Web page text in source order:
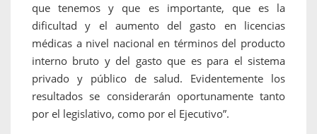
que tenemos y que es importante, que es la
dificultad y el aumento del gasto en licencias
médicas a nivel nacional en términos del producto
interno bruto y del gasto que es para el sistema
privado y público de salud. Evidentemente los
resultados se considerarán oportunamente tanto
por el legislativo, como por el Ejecutivo”.